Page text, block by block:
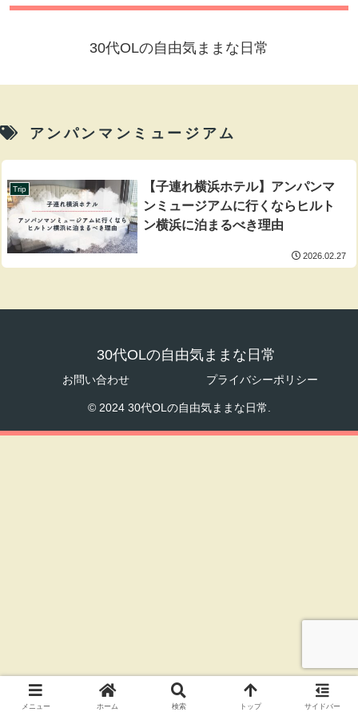
30代OLの自由気ままな日常
アンパンマンミュージアム
Trip
【子連れ横浜ホテル】アンパンマ
ンミュージアムに行くならヒルト
ン横浜に泊まるべき理由
2026.02.27
30代OLの自由気ままな日常
お問い合わせ プライバシーポリシー
© 2024 30代OLの自由気ままな日常.
メニュー ホーム 検索 トップ サイドバー